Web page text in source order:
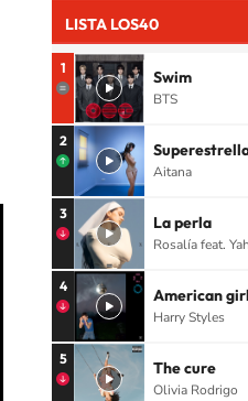
LISTA LOS40
1 Swim
BTS
2
Aitana
3 La perla
Rosalía feat.
4 American
Harry Styles
5 The cure
Olivia Rodrigo